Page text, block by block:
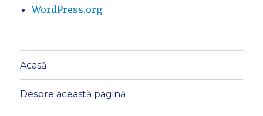
WordPress.org
Acasă
Despre această pagină